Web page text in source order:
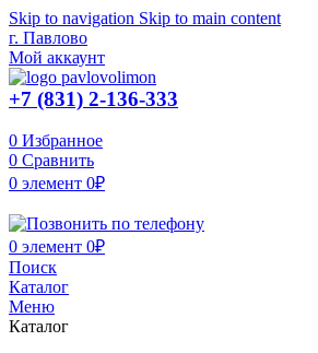
Skip to navigation Skip to main content
г. Павлово
Мой аккаунт
+7 (831) 2-136-333
0 Избранное
0 Сравнить
0 элемент 0₽
0 элемент 0₽
Поиск
Каталог
Меню
Каталог